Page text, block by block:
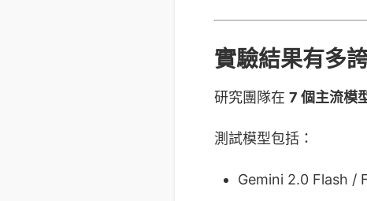
實驗結果有多
研究團隊在 7 個主流模
測試模型包括：
Gemini 2.0 Flash /